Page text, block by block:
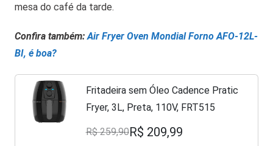
mesa do café da tarde.
Confira também:Air Fryer Oven Mondial Forno AFO-12L-
BI, é boa?
Fritadeira sem Óleo Cadence Pratic
Fryer, 3L, Preta, 110V, FRT515
R$ 259,90R$ 209,99